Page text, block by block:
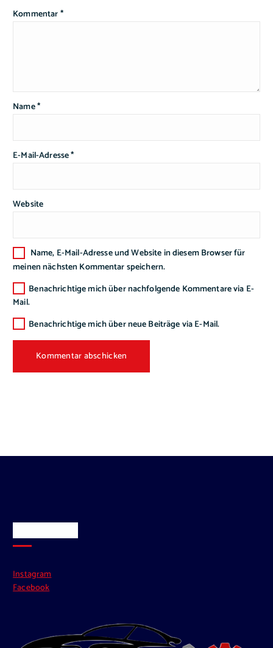
Kommentar*
Name*
E-Mail-Adresse*
Website
Name, E-Mail-Adresse und Website in diesem Browser für
meinen nächsten Kommentar speichern.
Benachrichtige mich über nachfolgende Kommentare via E-
Mail.
Benachrichtige mich über neue Beiträge via E-Mail.
Instagram
Facebook